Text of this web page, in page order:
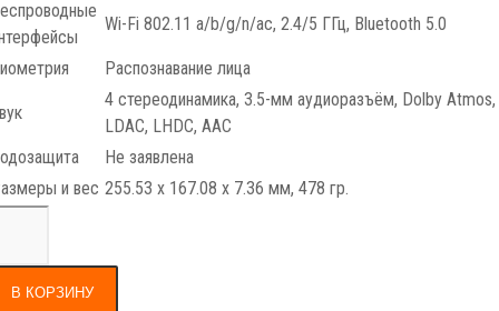
Wi-Fi 802.11 a/b/g/n/ac, 2.4/5 ГГц, Bluetooth 5.0
Распознавание лица
4 cтереодинамика, 3.5-мм аудиоразъём, Dolby Atmos,
LDAC, LHDC, AAC
Не заявлена
и вес 255.53 x 167.08 x 7.36 мм, 478 гр.
В КОРЗИНУ